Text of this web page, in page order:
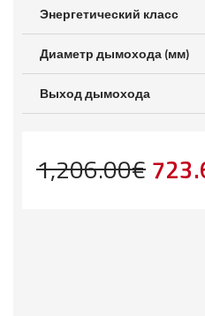
Энергетический класс
Диаметр дымохода (мм)
Выход дымохода
1,206.00€